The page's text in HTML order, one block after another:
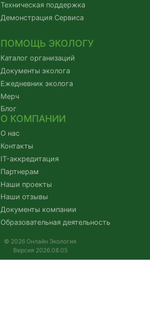
Техническая поддержка
Демонстрация Сервиса
ПОМОЩЬ ЭКОЛОГУ
Каталог организаций
Документы эколога
Ежедневник эколога
Мерч
Блог
О КОМПАНИИ
О нас
Контакты
IT-аккредитация
Партнерам
Наши проекты
Наши отзывы
Документы компании
Образовательная деятельность
© 2026 Онлайн Экология
Версия 2026.08.05